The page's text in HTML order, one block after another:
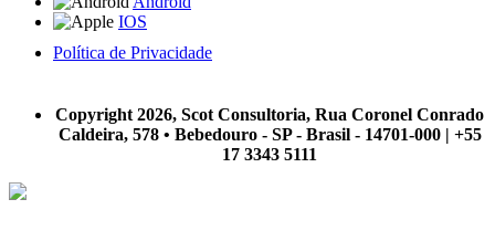
IOS
Política de Privacidade
Copyright 2026, Scot Consultoria, Rua Coronel Conrado
Caldeira, 578 • Bebedouro - SP - Brasil - 14701-000 | +55
17 3343 5111